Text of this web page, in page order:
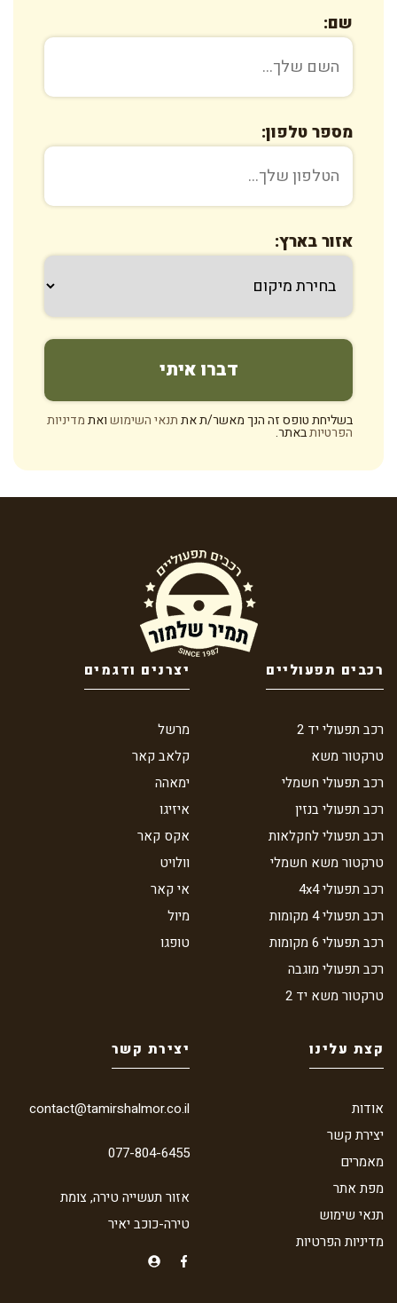
שם:
מספר טלפון:
אזור בארץ:
בשליחת טופס זה הנך מאשר/ת אתתנאי השימושואתמדיניות
הפרטיותבאתר.
רכבים תפעוליים
רכב תפעולי יד 2
טרקטור משא
רכב תפעולי חשמלי
רכב תפעולי בנזין
רכב תפעולי לחקלאות
טרקטור משא חשמלי
רכב תפעולי 4x4
רכב תפעולי 4 מקומות
רכב תפעולי 6 מקומות
רכב תפעולי מוגבה
טרקטור משא יד 2
יצרנים ודגמים
מרשל
קלאב קאר
ימאהה
איזיגו
אקס קאר
וולויט
אי קאר
מיול
טופגו
קצת עלינו
אודות
יצירת קשר
מאמרים
מפת אתר
תנאי שימוש
מדיניות הפרטיות
יצירת קשר
contact@tamirshalmor.co.il
077-804-6455
אזור תעשייה טירה, צומת
טירה-כוכב יאיר